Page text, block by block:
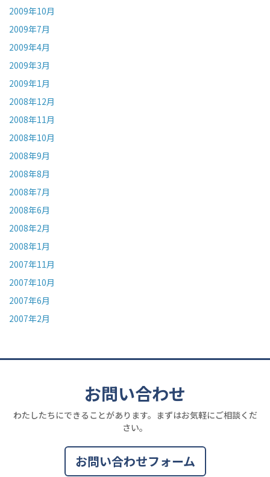
2009年10月
2009年7月
2009年4月
2009年3月
2009年1月
2008年12月
2008年11月
2008年10月
2008年9月
2008年8月
2008年7月
2008年6月
2008年2月
2008年1月
2007年11月
2007年10月
2007年6月
2007年2月
お問い合わせ
わたしたちにできることがあります。まずはお気軽にご相談くだ
さい。
お問い合わせフォーム